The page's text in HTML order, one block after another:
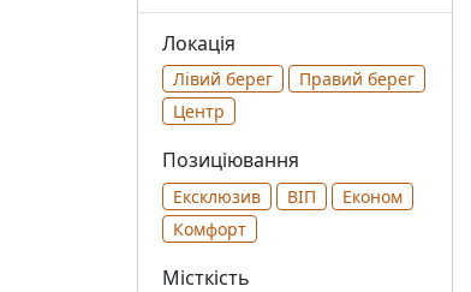
Локація
Лівий берег
Правий берег
Центр
Позиціювання
Ексклюзив ВІП
Економ
Комфорт
Місткість